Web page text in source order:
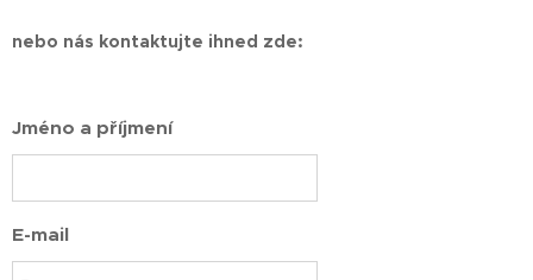
nebo nás kontaktujte ihned zde:
Jméno a příjmení
E-mail